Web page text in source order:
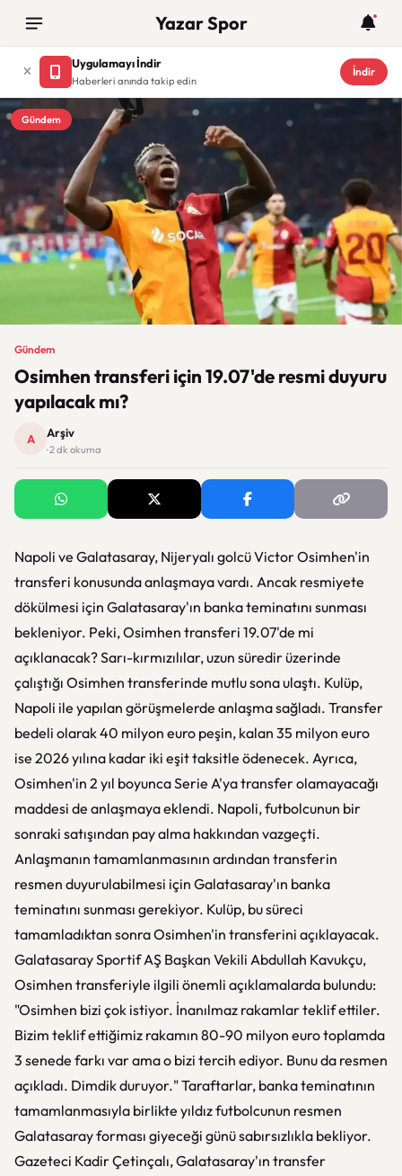
Yazar Spor
Uygulamayı İndir
Haberleri anında takip edin
İndir
Gündem
Gündem
Osimhen transferi için 19.07'de resmi duyuru
yapılacak mı?
A Arşiv
· 2 dk okuma
Napoli ve Galatasaray, Nijeryalı golcü Victor Osimhen'in
transferi konusunda anlaşmaya vardı. Ancak resmiyete
dökülmesi için Galatasaray'ın banka teminatını sunması
bekleniyor. Peki, Osimhen transferi 19.07'de mi
açıklanacak? Sarı-kırmızılılar, uzun süredir üzerinde
çalıştığı Osimhen transferinde mutlu sona ulaştı. Kulüp,
Napoli ile yapılan görüşmelerde anlaşma sağladı. Transfer
bedeli olarak 40 milyon euro peşin, kalan 35 milyon euro
ise 2026 yılına kadar iki eşit taksitle ödenecek. Ayrıca,
Osimhen'in 2 yıl boyunca Serie A'ya transfer olamayacağı
maddesi de anlaşmaya eklendi. Napoli, futbolcunun bir
sonraki satışından pay alma hakkından vazgeçti.
Anlaşmanın tamamlanmasının ardından transferin
resmen duyurulabilmesi için Galatasaray'ın banka
teminatını sunması gerekiyor. Kulüp, bu süreci
tamamladıktan sonra Osimhen'in transferini açıklayacak.
Galatasaray Sportif AŞ Başkan Vekili Abdullah Kavukçu,
Osimhen transferiyle ilgili önemli açıklamalarda bulundu:
"Osimhen bizi çok istiyor. İnanılmaz rakamlar teklif ettiler.
Bizim teklif ettiğimiz rakamın 80-90 milyon euro toplamda
3 senede farkı var ama o bizi tercih ediyor. Bunu da resmen
açıkladı. Dimdik duruyor." Taraftarlar, banka teminatının
tamamlanmasıyla birlikte yıldız futbolcunun resmen
Galatasaray forması giyeceği günü sabırsızlıkla bekliyor.
Gazeteci Kadir Çetinçalı, Galatasaray'ın transfer